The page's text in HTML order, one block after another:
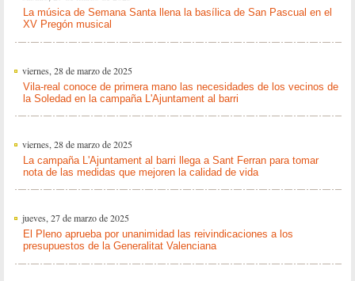
La música de Semana Santa llena la basílica de San Pascual en el
XV Pregón musical
viernes, 28 de marzo de 2025
Vila-real conoce de primera mano las necesidades de los vecinos de
la Soledad en la campaña L'Ajuntament al barri
viernes, 28 de marzo de 2025
La campaña L'Ajuntament al barri llega a Sant Ferran para tomar
nota de las medidas que mejoren la calidad de vida
jueves, 27 de marzo de 2025
El Pleno aprueba por unanimidad las reivindicaciones a los
presupuestos de la Generalitat Valenciana